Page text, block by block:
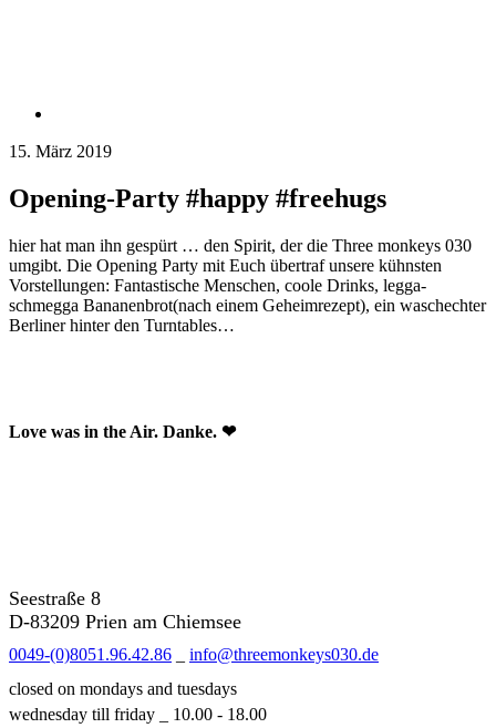
15. März 2019
Opening-Party #happy #freehugs
hier hat man ihn gespürt … den Spirit, der die Three monkeys 030
umgibt. Die Opening Party mit Euch übertraf unsere kühnsten
Vorstellungen: Fantastische Menschen, coole Drinks, legga-
schmegga Bananenbrot(nach einem Geheimrezept), ein waschechter
Berliner hinter den Turntables…
Love was in the Air. Danke. ❤
Seestraße 8
D-83209 Prien am Chiemsee
0049-(0)8051.96.42.86
info@threemonkeys030.de
closed on mondays and tuesdays
wednesday till friday _ 10.00 - 18.00